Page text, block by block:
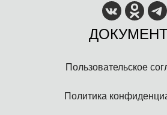
Пользовательское
Политика